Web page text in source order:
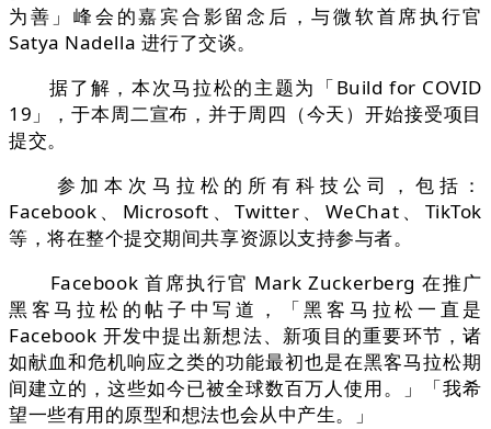
为善」峰会的嘉宾合影留念后，与微软首席执行官
Satya Nadella 进行了交谈。
据了解，本次马拉松的主题为「Build for COVID
19」，于本周二宣布，并于周四（今天）开始接受项目
提交。
参加本次马拉松的所有科技公司，包括：
Facebook、Microsoft、Twitter、WeChat、TikTok
等，将在整个提交期间共享资源以支持参与者。
Facebook 首席执行官 Mark Zuckerberg 在推广
黑客马拉松的帖子中写道，「黑客马拉松一直是
Facebook 开发中提出新想法、新项目的重要环节，诸
如献血和危机响应之类的功能最初也是在黑客马拉松期
间建立的，这些如今已被全球数百万人使用。」「我希
望一些有用的原型和想法也会从中产生。」